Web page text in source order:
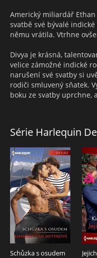
Americký miliardář
svatbě své bývalé
němu vrátila. Vtrhne
Divya je krásná,
velice zámožné indické
narušení své svatby si
rodiči smluvený sňatek.
boku ze svatby uprchne,
Série Harlequin
Schůzka s osudem